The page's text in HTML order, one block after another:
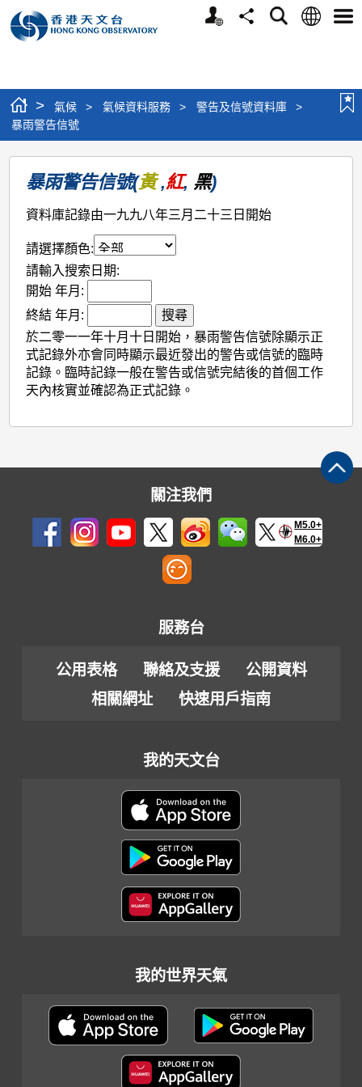
個
分
搜
語
選
> 氣候 > 氣候資料服務 > 警告及信號資料庫
>
暴雨警告信號
暴
雨
警
告
信
號
暴雨警告信號(黃,紅, 黑)
資料庫記錄由一九九八年三月二十三日開始
請選擇顏色:
請輸入搜索日期:
開始 年月:
終結 年月:
於二零一一年十月十日開始，暴雨警告信號除顯示正
式記錄外亦會同時顯示最近發出的警告或信號的臨時
記錄。臨時記錄一般在警告或信號完結後的首個工作
天內核實並確認為正式記錄。
關注我們
M5.0+
M6.0+
服務台
公用表格 聯絡及支援
公開資料
相關網址
快速用戶指南
我的天文台
我的世界天氣